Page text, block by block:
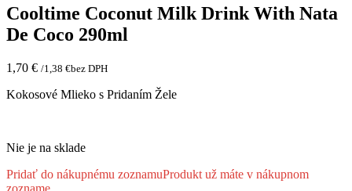
Cooltime Coconut Milk Drink With Nata
De Coco 290ml
1,70 € /1,38 €bez DPH
Kokosové Mlieko s Pridaním Žele
Nie je na sklade
Pridať do nákupnému zoznamuProdukt už máte v nákupnom